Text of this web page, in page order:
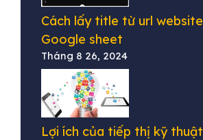
Cách lấy title từ url
Google sheet
Tháng 8 26, 2024
Lợi ích của tiếp thị kỹ